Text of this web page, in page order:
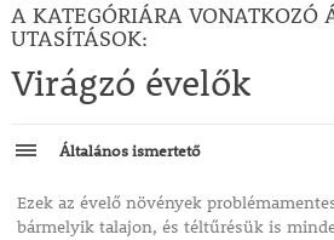
A KATEGÓRIÁRA VONATKOZÓ
UTASÍTÁSOK:
Virágzó évelők
Általános ismertető
Ezek az évelő növények
bármelyik talajon, és téltűrésük is